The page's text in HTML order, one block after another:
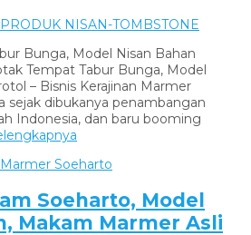
PRODUK NISAN-TOMBSTONE
Bunga, Model Nisan Bahan
Tempat Tabur Bunga, Model
– Bisnis Kerajinan Marmer
sejak dibukanya penambangan
Indonesia, dan baru booming
Soeharto, Model
Makam Marmer Asli